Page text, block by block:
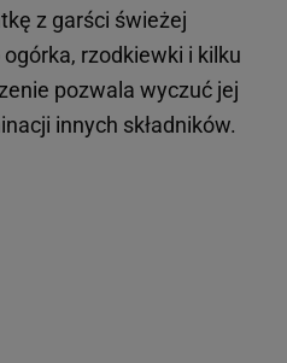
z garści świeżej
rzodkiewki i kilku
pozwala wyczuć jej
innych składników.